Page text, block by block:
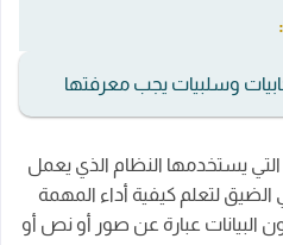
التي يستخدمها النظام الذي يعمل
الضيق لتعلم كيفية أداء المهمة
البيانات عبارة عن صور أو نص أو